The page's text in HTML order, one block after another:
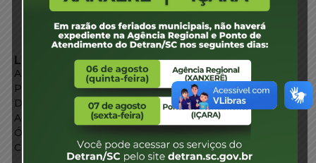
LINKS EXTERNOS
Agência de Notícias
Portal de Serviços
Diário Oficial
Acesso à Informação
Órgãos do Governo
Conheça SC